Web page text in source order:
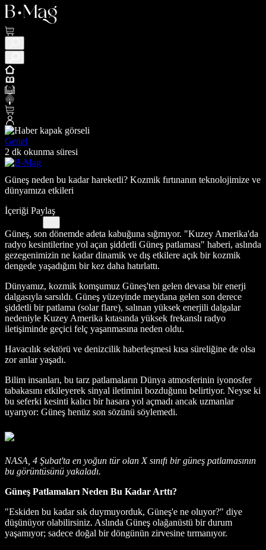
Genel
2 dk okunma süresi
Güneş neden bu kadar hareketli? Kozmik fırtınanın teknolojimize ve
dünyamıza etkileri
İçeriği Paylaş
Güneş, son dönemde adeta kabuğuna sığmıyor. "Kuzey Amerika'da
radyo kesintilerine yol açan şiddetli Güneş patlaması" haberi, aslında
gezegenimizin ne kadar dinamik ve dış etkilere açık bir kozmik
dengede yaşadığını bir kez daha hatırlattı.
Dünyamız, kozmik komşumuz Güneş'ten gelen devasa bir enerji
dalgasıyla sarsıldı. Güneş yüzeyinde meydana gelen son derece
şiddetli bir patlama (solar flare), salınan yüksek enerjili dalgalar
nedeniyle Kuzey Amerika kıtasında yüksek frekanslı radyo
iletişiminde geçici felç yaşanmasına neden oldu.
Havacılık sektörü ve denizcilik haberleşmesi kısa süreliğine de olsa
zor anlar yaşadı.
Bilim insanları, bu tarz patlamaların Dünya atmosferinin iyonosfer
tabakasını etkileyerek sinyal iletimini bozduğunu belirtiyor. Neyse ki
bu seferki kesinti kalıcı bir hasara yol açmadı ancak uzmanlar
uyarıyor: Güneş henüz son sözünü söylemedi.
NASA, 4 Şubat'ta en yoğun tür olan X sınıfı bir güneş patlamasının
bu görüntüsünü yakaladı.
Güneş Patlamaları Neden Bu Kadar Arttı?
"Eskiden bu kadar sık duymuyorduk, Güneş'e ne oluyor?" diye
düşünüyor olabilirsiniz. Aslında Güneş olağanüstü bir durum
yaşamıyor; sadece doğal bir döngünün zirvesine tırmanıyor.